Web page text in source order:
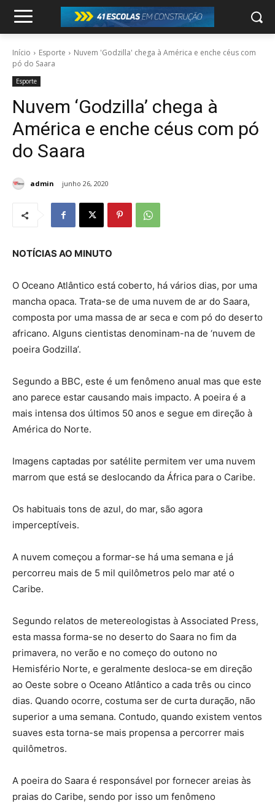
Início Esporte
Nuvem 'Godzilla' chega à América e enche céus com
pó do Saara
Esporte
Nuvem ‘Godzilla’ chega à
América e enche céus com pó
do Saara
admin junho 26, 2020
NOTÍCIAS AO MINUTO
O Oceano Atlântico está coberto, há vários dias, por uma
mancha opaca. Trata-se de uma nuvem de ar do Saara,
composta por uma massa de ar seca e com pó do deserto
africano. Alguns cientistas denominam-na de ‘nuvem de
poeira Godzilla’.
Segundo a BBC, este é um fenômeno anual mas que este
ano parece estar causando mais impacto. A poeira é a
mais intensa dos últimos 50 anos e segue em direção à
América do Norte.
Imagens captadas por satélite permitem ver uma nuvem
marrom que está se deslocando da África para o Caribe.
Os habituais tons de azul, do mar, são agora
imperceptíveis.
A nuvem começou a formar-se há uma semana e já
percorreu mais de 5 mil quilômetros pelo mar até o
Caribe.
Segundo relatos de metereologistas à Associated Press,
esta massa forma-se no deserto do Saara no fim da
primavera, no verão e no começo do outono no
Hemisfério Norte, e geralmente desloca-se em direção
ao Oeste sobre o Oceano Atlântico a cada três ou cinco
dias. Quando ocorre, costuma ser de curta duração, não
superior a uma semana. Contudo, quando existem ventos
suaves esta torna-se mais propensa a percorrer mais
quilômetros.
A poeira do Saara é responsável por fornecer areias às
praias do Caribe, sendo por isso um fenômeno